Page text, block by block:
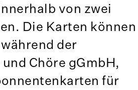
von zwei
Die Karten können
der
Chöre gGmbH,
für